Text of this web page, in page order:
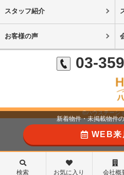
スタッフ紹介
お客様の声
03-
©ハウステーシ
検索 お気に入り 会社概
新着物件・未掲載物件
WEB来